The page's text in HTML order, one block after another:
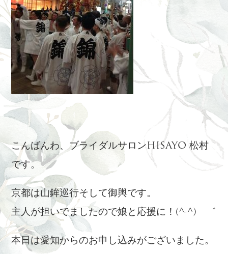
こんばんわ、ブライダルサロンHISAYO 松村
です。
京都は山鉾巡行そして御輿です。
主人が担いでましたので娘と応援に！(^-^)ゝ゛
本日は愛知からのお申し込みがございました。